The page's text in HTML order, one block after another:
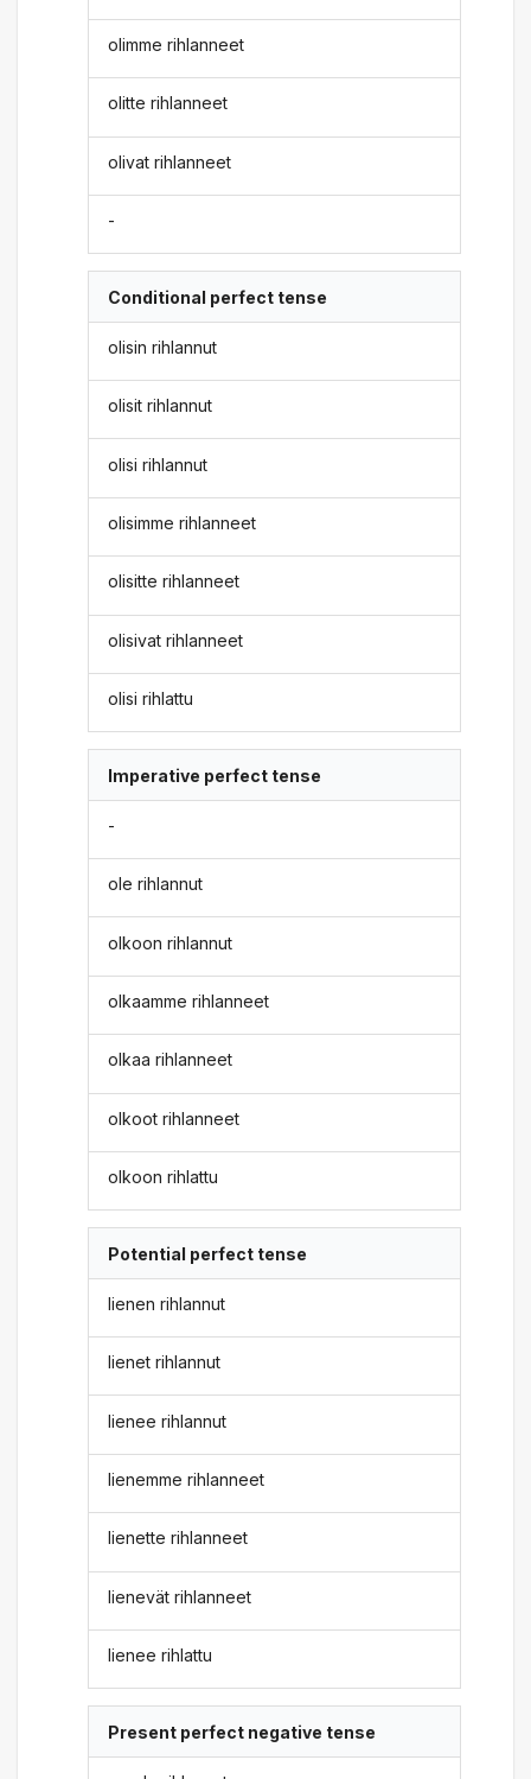
olimme rihlanneet
olitte rihlanneet
olivat rihlanneet
-
Conditional perfect tense
olisin rihlannut
olisit rihlannut
olisi rihlannut
olisimme rihlanneet
olisitte rihlanneet
olisivat rihlanneet
olisi rihlattu
Imperative perfect tense
-
ole rihlannut
olkoon rihlannut
olkaamme rihlanneet
olkaa rihlanneet
olkoot rihlanneet
olkoon rihlattu
Potential perfect tense
lienen rihlannut
lienet rihlannut
lienee rihlannut
lienemme rihlanneet
lienette rihlanneet
lienevät rihlanneet
lienee rihlattu
Present perfect negative tense